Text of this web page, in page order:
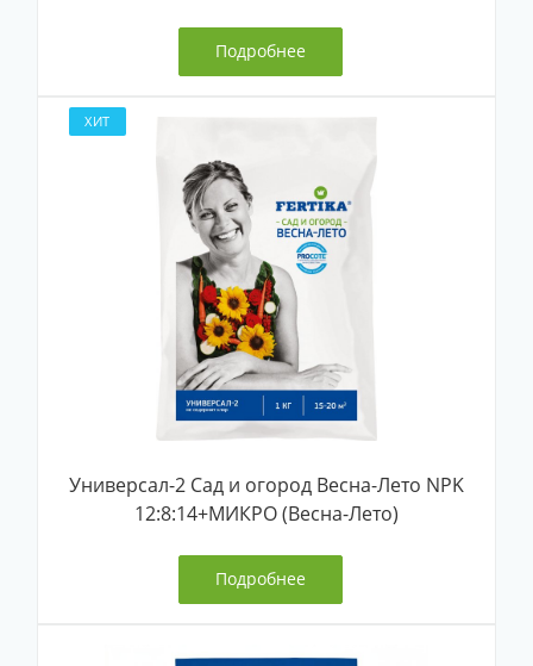
Подробнее
ХИТ
Универсал-2 Сад и огород Весна-Лето NPK
12:8:14+МИКРО (Весна-Лето)
Подробнее